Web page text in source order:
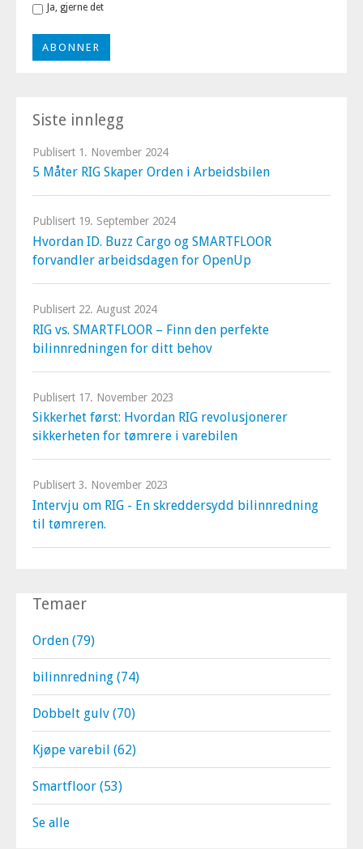
Ja, gjerne det
Siste innlegg
5 Måter RIG Skaper Orden i Arbeidsbilen
Publisert 1. November 2024
Hvordan ID. Buzz Cargo og SMARTFLOOR
forvandler arbeidsdagen for OpenUp
Publisert 19. September 2024
RIG vs. SMARTFLOOR – Finn den perfekte
bilinnredningen for ditt behov
Publisert 22. August 2024
Sikkerhet først: Hvordan RIG revolusjonerer
sikkerheten for tømrere i varebilen
Publisert 17. November 2023
Intervju om RIG - En skreddersydd bilinnredning
til tømreren.
Publisert 3. November 2023
Temaer
Orden (79)
bilinnredning (74)
Dobbelt gulv (70)
Kjøpe varebil (62)
Smartfloor (53)
Se alle